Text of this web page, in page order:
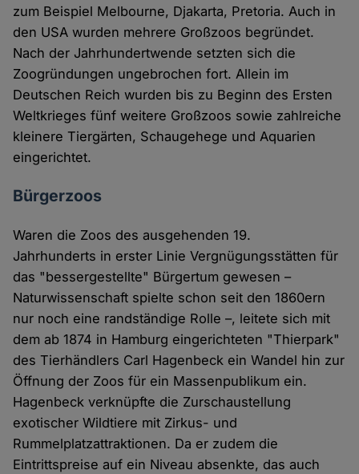
zum Beispiel Melbourne, Djakarta, Pretoria. Auch in
den USA wurden mehrere Großzoos begründet.
Nach der Jahrhundertwende setzten sich die
Zoogründungen ungebrochen fort. Allein im
Deutschen Reich wurden bis zu Beginn des Ersten
Weltkrieges fünf weitere Großzoos sowie zahlreiche
kleinere Tiergärten, Schaugehege und Aquarien
eingerichtet.
Bürgerzoos
Waren die Zoos des ausgehenden 19.
Jahrhunderts in erster Linie Vergnügungsstätten für
das "bessergestellte" Bürgertum gewesen –
Naturwissenschaft spielte schon seit den 1860ern
nur noch eine randständige Rolle –, leitete sich mit
dem ab 1874 in Hamburg eingerichteten "Thierpark"
des Tierhändlers Carl Hagenbeck ein Wandel hin zur
Öffnung der Zoos für ein Massenpublikum ein.
Hagenbeck verknüpfte die Zurschaustellung
exotischer Wildtiere mit Zirkus- und
Rummelplatzattraktionen. Da er zudem die
Eintrittspreise auf ein Niveau absenkte, das auch